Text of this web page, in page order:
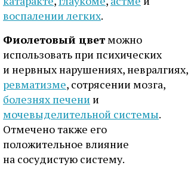
воспалении легких.
Фиолетовый цветможно
использовать при психических
и нервных нарушениях, невралгиях,
ревматизме, сотрясении мозга,
болезнях печени и
мочевыделительной системы.
Отмечено также его
положительное влияние
на сосудистую систему.